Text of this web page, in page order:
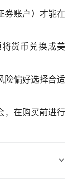
券账户）才能在
货币兑换成美
险偏好选择合适
，在购买前进行